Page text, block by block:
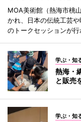
MOA美術館（熱海市桃
かれ、日本の伝統工芸
のトークセッションが行
学ぶ・知
熱海・
と販売
学ぶ・知